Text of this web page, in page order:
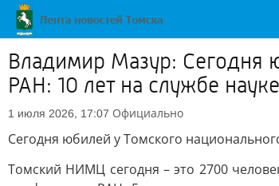
Владимир Мазур: Сегодня
РАН: 10 лет на службе
1 июля 2026, 17:07 Официально
Сегодня юбилей у Томского
Томский НИМЦ сегодня – это 2700